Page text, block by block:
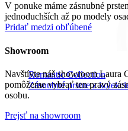
Romantic Collection
Zásnubné prstne z
V ponuke máme zásnubné
jednoduchších až po modely
Pridať medzi obľúbené
Showroom
Navštívte náš showroom Laura
pomôžeme vybrať ten pravý
osobu.
Prejsť na showroom